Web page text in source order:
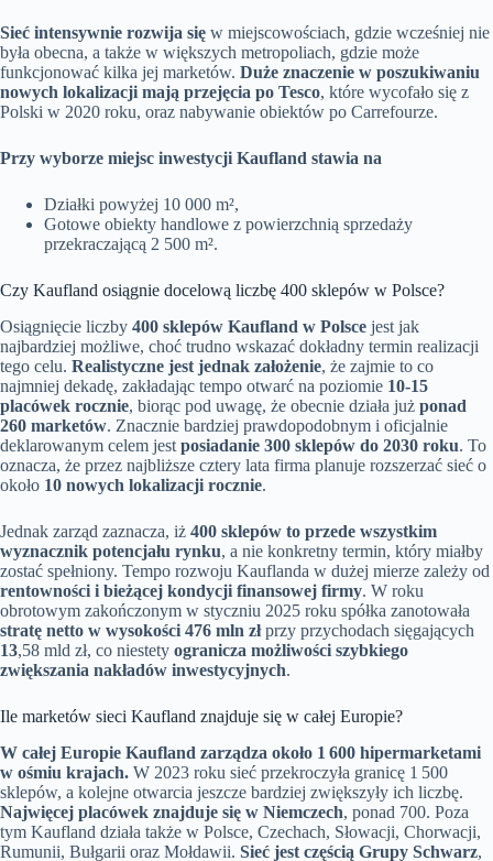
Sieć intensywnie rozwija się w miejscowościach, gdzie wcześniej nie
była obecna, a także w większych metropoliach, gdzie może
funkcjonować kilka jej marketów. Duże znaczenie w poszukiwaniu
nowych lokalizacji mają przejęcia po Tesco, które wycofało się z
Polski w 2020 roku, oraz nabywanie obiektów po Carrefourze.
Przy wyborze miejsc inwestycji Kaufland stawia na
Działki powyżej 10 000 m²,
Gotowe obiekty handlowe z powierzchnią sprzedaży
przekraczającą 2 500 m².
Czy Kaufland osiągnie docelową liczbę 400 sklepów w Polsce?
Osiągnięcie liczby 400 sklepów Kaufland w Polsce jest jak
najbardziej możliwe, choć trudno wskazać dokładny termin realizacji
tego celu. Realistyczne jest jednak założenie, że zajmie to co
najmniej dekadę, zakładając tempo otwarć na poziomie 10-15
placówek rocznie, biorąc pod uwagę, że obecnie działa już ponad
260 marketów. Znacznie bardziej prawdopodobnym i oficjalnie
deklarowanym celem jest posiadanie 300 sklepów do 2030 roku. To
oznacza, że przez najbliższe cztery lata firma planuje rozszerzać sieć o
około 10 nowych lokalizacji rocznie.
Jednak zarząd zaznacza, iż 400 sklepów to przede wszystkim
wyznacznik potencjału rynku, a nie konkretny termin, który miałby
zostać spełniony. Tempo rozwoju Kauflanda w dużej mierze zależy od
rentowności i bieżącej kondycji finansowej firmy. W roku
obrotowym zakończonym w styczniu 2025 roku spółka zanotowała
stratę netto w wysokości 476 mln złprzy przychodach sięgających
13,58 mld zł, co niestety ogranicza możliwości szybkiego
zwiększania nakładów inwestycyjnych.
Ile marketów sieci Kaufland znajduje się w całej Europie?
W całej Europie Kaufland zarządza około 1 600 hipermarketami
w ośmiu krajach. W 2023 roku sieć przekroczyła granicę 1 500
sklepów, a kolejne otwarcia jeszcze bardziej zwiększyły ich liczbę.
Najwięcej placówek znajduje się w Niemczech, ponad 700. Poza
tym Kaufland działa także w Polsce, Czechach, Słowacji, Chorwacji,
Rumunii, Bułgarii oraz Mołdawii. Sieć jest częścią Grupy Schwarz,